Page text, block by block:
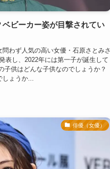
ビーカー姿が目撃されてい
わず人気の高い女優・石原さとみさ
表し、2022年には第一子が誕生して
子供はどんな子供なのでしょうか？
しょうか...
俳優（女優）